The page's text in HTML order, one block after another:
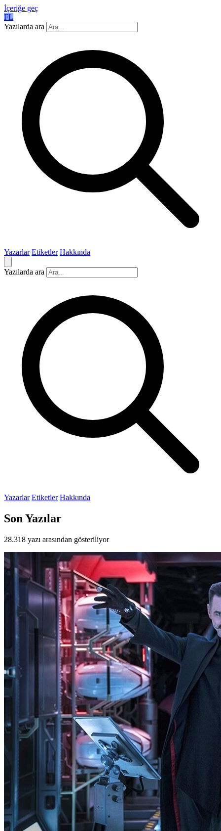
İçeriğe geç
FL
Yazılarda ara
Yazarlar Etiketler Hakkında
Yazılarda ara
Yazarlar Etiketler Hakkında
Son Yazılar
28.318 yazı arasından gösteriliyor